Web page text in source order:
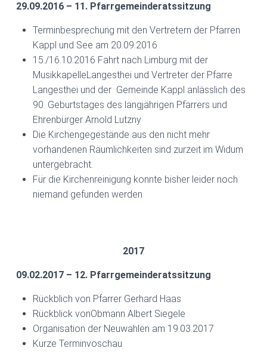
29.09.2016 – 11. Pfarrgemeinderatssitzung
Terminbesprechung mit den Vertretern der Pfarren
Kappl und See am 20.09.2016
15./16.10.2016 Fahrt nach Limburg mit der
MusikkapelleLangesthei und Vertreter der Pfarre
Langesthei und der Gemeinde Kappl anlässlich des
90. Geburtstages des langjährigen Pfarrers und
Ehrenbürger Arnold Lutzny
Die Kirchengegestände aus den nicht mehr
vorhandenen Räumlichkeiten sind zurzeit im Widum
untergebracht.
Für die Kirchenreinigung konnte bisher leider noch
niemand gefunden werden
2017
09.02.2017 – 12. Pfarrgemeinderatssitzung
Rückblich von Pfarrer Gerhard Haas
Rückblick vonObmann Albert Siegele
Organisation der Neuwahlen am 19.03.2017
Kurze Terminvoschau